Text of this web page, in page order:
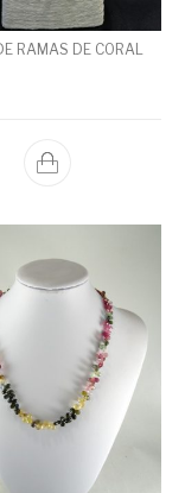
RAMAS DE CORAL